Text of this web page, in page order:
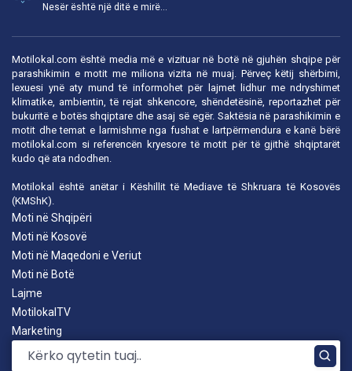
Nesër është një ditë e mirë...
Motilokal.com është media më e vizituar në botë në gjuhën shqipe për
parashikimin e motit me miliona vizita në muaj. Përveç këtij shërbimi,
lexuesi ynë aty mund të informohet për lajmet lidhur me ndryshimet
klimatike, ambientin, të rejat shkencore, shëndetësinë, reportazhet për
bukuritë e botës shqiptare dhe asaj së egër. Saktësia në parashikimin e
motit dhe temat e larmishme nga fushat e lartpërmendura e kanë bërë
motilokal.com si referencën kryesore të motit për të gjithë shqiptarët
kudo që ata ndodhen.
Motilokal është anëtar i Këshillit të Mediave të Shkruara të Kosovës
(KMShK).
Moti në Shqipëri
Moti në Kosovë
Moti në Maqedoni e Veriut
Moti në Botë
Lajme
MotilokalTV
Marketing